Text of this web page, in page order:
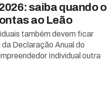
saiba quando o
ao Leão
também devem ficar
Declaração Anual do
Individual outra